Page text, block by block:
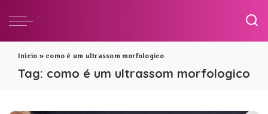
Início » como é um ultrassom morfologico
Tag: como é um ultrassom morfologico